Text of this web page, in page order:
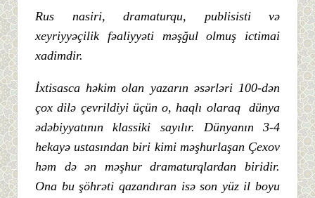
Rus nasiri, dramaturqu, publisisti və
xeyriyyəçilik fəaliyyəti məşğul olmuş ictimai
xadimdir.
İxtisasca həkim olan yazarın əsərləri 100-dən
çox dilə çevrildiyi üçün o, haqlı olaraq dünya
ədəbiyyatının klassiki sayılır. Dünyanın 3-4
hekayə ustasından biri kimi məşhurlaşan Çexov
həm də ən məşhur dramaturqlardan biridir.
Ona bu şöhrəti qazandıran isə son yüz il boyu